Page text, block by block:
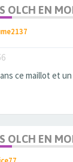
OLCH EN
ce maillot et
OLCH EN